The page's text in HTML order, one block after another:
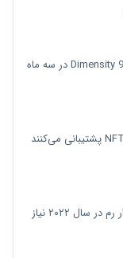
وان‌پلاس ۱۰R با تراشه‌ی Dimensity 9000 در سه ماه
گوشی‌های اندرویدی چه مقدار رم در سال ۲۰۲۲ نیاز